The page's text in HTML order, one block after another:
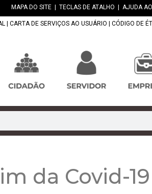
MAPA DO SITE TECLAS DE ATALHO AJUDA
CARTA DE SERVIÇOS AO USUÁRIO CÓDIGO DE
da Covid-